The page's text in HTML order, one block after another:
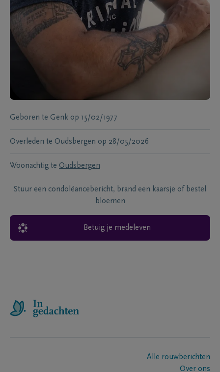
Geboren te Genk op 15/02/1977
Overleden te Oudsbergen op 28/05/2026
Woonachtig te Oudsbergen
Stuur een condoléancebericht, brand een kaarsje of bestel
bloemen
Betuig je medeleven
Alle rouwberichten
Over ons